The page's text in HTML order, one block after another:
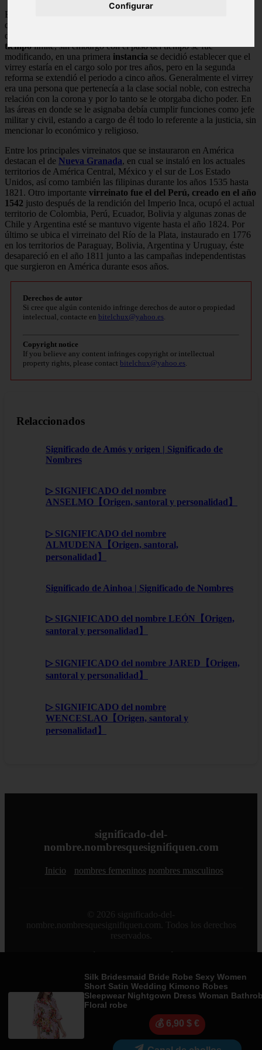
Configurar
Este
quien fuera el máximo representante del rey en el nuevo territorio,
dicho título en sus inicios era un cargo permanente sin lapsos de
tiempolímite, sin embargo con el paso del tiempo se fue
modificando, en una primera instancia se decidió establecer que el
virrey estaría en el cargo solo por tres años, pero en la segunda
reforma se extendió el periodo a cinco años. Generalmente el virrey
era una persona que pertenecía a la clase social noble, con estrecha
relación con la corona y por lo tanto se le otorgaba dicho poder. En
las áreas en donde se le asignaba debía cumplir funciones como jefe
militar y civil, estando a cargo de él todo lo referente a la justicia, sin
mencionar lo económico y religioso.
Entre los principales virreinatos que se instauraron en América
destacan el de Nueva Granada, en cual se instaló en los actuales
territorios de América Central, México y el sur de Los Estado
Unidos, así como también las filipinas durante los años 1535 hasta
1821. Otro importante virreinato fue el del Perú, creado en el año
1542 justo después de la rendición del Imperio Inca, ocupó el actual
territorio de Colombia, Perú, Ecuador, Bolivia y algunas zonas de
Chile y Argentina esté se mantuvo vigente hasta el año 1824. Por
último se ubica el virreinato del Río de la Plata, instaurado en 1776
en los territorios de Paraguay, Bolivia, Argentina y Uruguay, éste
desapareció en el año 1811 junto a las campañas independentistas
que surgieron en América durante esos años.
Derechos de autor
Si cree que algún contenido infringe derechos de autor o propiedad
intelectual, contacte en bitelchux@yahoo.es
Copyright notice
If you believe any content infringes copyright or intellectual
property rights, please contact bitelchux@yahoo.es
Relaccionados
Significado de Amós y origen | Significado de
Nombres
▷ SIGNIFICADO del nombre
ANSELMO【Origen, santoral y personalidad】
▷ SIGNIFICADO del nombre
ALMUDENA【Origen, santoral,
personalidad】
Significado de Ainhoa | Significado de Nombres
▷ SIGNIFICADO del nombre LEÓN【Origen,
santoral y personalidad】
▷ SIGNIFICADO del nombre JARED【Origen,
santoral y personalidad】
▷ SIGNIFICADO del nombre
WENCESLAO【Origen, santoral y
personalidad】
significado-del-
nombre.nombresquesignifiquen.com
Inicio nombres femeninos nombres masculinos
© 2026 significado-del-
nombre.nombresquesignifiquen.com. Todos los derechos
reservados.
Política de Cookies Política de Privacidad
Diseño web|Libro sobre Cabañuelas
Silk Bridesmaid Bride Robe Sexy Women
Short Satin Wedding Kimono Robes
Sleepwear Nightgown Dress Woman
Floral robe
💰 6,90 $ €